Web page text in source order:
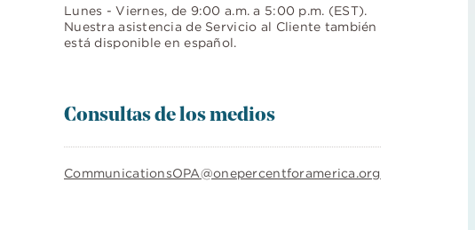
Lunes - Viernes, de 9:00 a.m. a 5:00 p.m. (EST).
Nuestra asistencia de Servicio al Cliente también
está disponible en español.
Consultas de los medios
CommunicationsOPA@onepercentforamerica.org